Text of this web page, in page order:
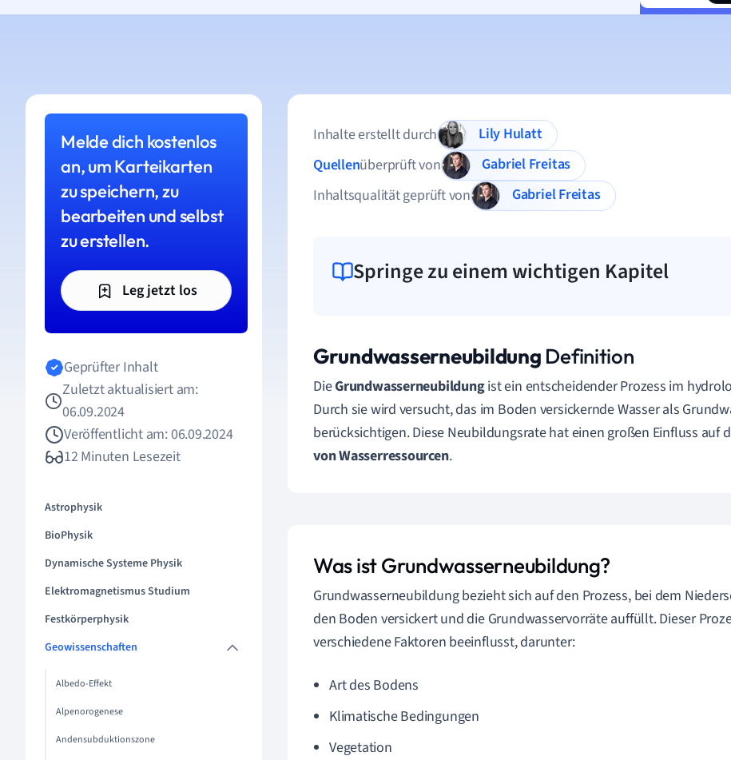
Melde dich kostenlos
an, um Karteikarten
zu speichern, zu
bearbeiten und selbst
zu erstellen.
Leg jetzt los
Geprüfter Inhalt
Zuletzt aktualisiert am:
06.09.2024
Veröffentlicht am: 06.09.2024
12 Minuten Lesezeit
Astrophysik
BioPhysik
Dynamische Systeme Physik
Elektromagnetismus Studium
Festkörperphysik
Geowissenschaften
Albedo-Effekt
Alpenorogenese
Andensubduktionszone
Inhalte erstellt durch
Lily Hulatt
Quellenüberprüft von
Gabriel Freitas
Inhaltsqualität geprüft von
Gabriel Freitas
Springe zu einem wichtigen Kapitel
Grundwasserneubildung Definition
DieGrundwasserneubildungist ein entscheidender Prozess im
Durch sie wird versucht, das im Boden versickernde Wasser als
berücksichtigen. Diese Neubildungsrate hat einen großen Einfluss auf
von Wasserressourcen.
Was ist Grundwasserneubildung?
Grundwasserneubildung bezieht sich auf den Prozess, bei dem
den Boden versickert und die Grundwasservorräte auffüllt. Dieser
verschiedene Faktoren beeinflusst, darunter:
Art des Bodens
Klimatische Bedingungen
Vegetation